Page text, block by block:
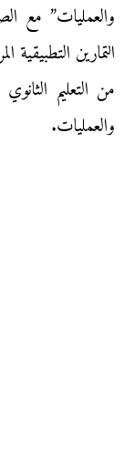
التمارين التطبيقية
من التعليم
والعمليات.